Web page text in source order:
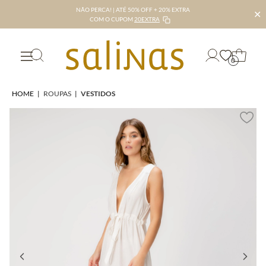
NÃO PERCA! | ATÉ 50% OFF + 20% EXTRA
COM O CUPOM 20EXTRA ✕
0
HOME | ROUPAS | VESTIDOS